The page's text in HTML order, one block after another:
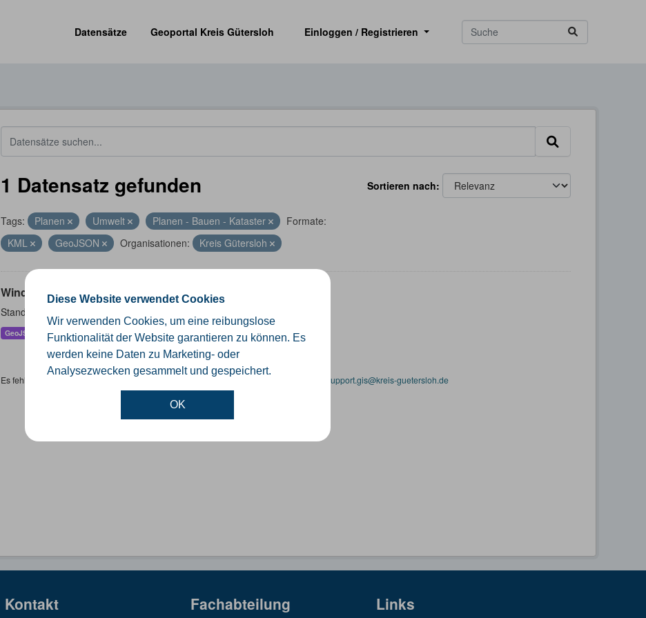
Diese Website verwendet Cookies
Wir verwenden Cookies, um eine reibungslose
Funktionalität der Website garantieren zu können. Es
werden keine Daten zu Marketing- oder
Analysezwecken gesammelt und gespeichert.
OK
Datensätze
Geoportal Kreis Gütersloh Einloggen / Registrieren
Sortieren nach
1 Datensatz gefunden
Tags: Planen Umwelt Planen - Bauen - Kataster
Formate:
KML
GeoJSON Organisationen: Kreis Gütersloh
Windenergieanlagen
Standorte der Windenergieanlagen im Kreis Gütersloh
GeoJSON KML SHP
Es fehlen spezifische Datensätze? Wenden Sie sich bitte an einen Administrator unter: support.gis@kreis-guetersloh.de
Kontakt Fachabteilung Links